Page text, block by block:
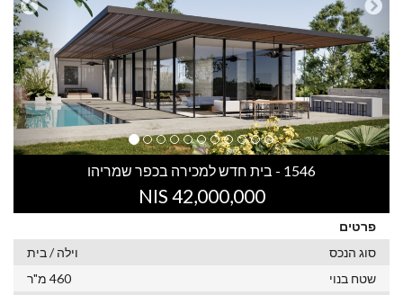
1546 - בית חדש למכירה בכפר שמריהו
42,000,000 NIS
פרטים
סוג הנכס
וילה / בית
שטח בנוי
460 מ"ר